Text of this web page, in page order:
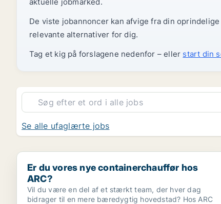
De viste jobannoncer kan afvige fra din
relevante alternativer for dig.
Tag et kig på forslagene nedenfor – eller start din
Se alle ufaglærte jobs
Er du vores nye containerchauffør hos ARC?
Er du vores nye containerchauffør hos
ARC?
Vil du være en del af et stærkt team, der hver dag
bidrager til en mere bæredygtig hovedstad? Hos ARC